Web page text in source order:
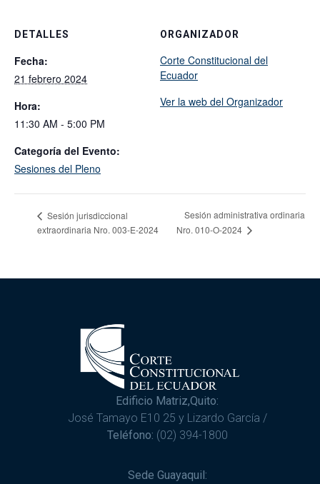
DETALLES
Fecha:
21 febrero 2024
Hora:
11:30 AM - 5:00 PM
Categoría del Evento:
Sesiones del Pleno
ORGANIZADOR
Corte Constitucional del
Ecuador
Ver la web del Organizador
Sesión jurisdiccional
extraordinaria Nro. 003-E-2024
Sesión administrativa ordinaria
Nro. 010-O-2024
Edificio Matriz,Quito:
José Tamayo E10 25 y Lizardo García /
Teléfono: (02) 394-1800
Sede Guayaquil: